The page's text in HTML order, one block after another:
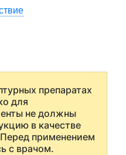
препаратах
для
не должны
в качестве
применением
с врачом.